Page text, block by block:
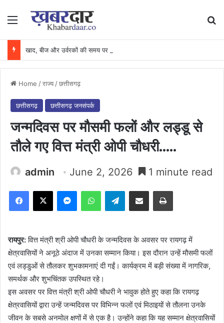
Menu
Home /राज्य /छत्तीसगढ़
छत्तीसगढ़ छत्तीसगढ़ जनसंपर्क
जन्मदिवस पर मौसमी फलों और लड्डू से
तौले गए वित्त मंत्री ओपी चौधरी…..
admin June 2, 2026 1 minute read
Facebook
X MessengerWhatsAppTelegramShare via Email Print
रायपुर:वित्त मंत्री श्री ओपी चौधरी के जन्मदिवस के अवसर पर रायगढ़ में
क्षेत्रवासियों ने अनूठे अंदाज में उनका सम्मान किया। इस दौरान उन्हें मौसमी फलों
एवं लड्डुओं से तौलकर शुभकामनाएं दी गईं। कार्यक्रम में बड़ी संख्या में नागरिक,
समर्थक और शुभचिंतक उपस्थित रहे।
इस अवसर पर वित्त मंत्री श्री ओपी चौधरी ने भावुक होते हुए कहा कि रायगढ़
क्षेत्रवासियों द्वारा उन्हें जन्मदिवस पर विभिन्न फलों एवं मिठाइयों से तौलना उनके
जीवन के सबसे अनमोल क्षणों में से एक है। उन्होंने कहा कि यह सम्मान क्षेत्रवासियों